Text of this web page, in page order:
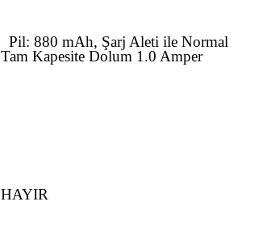
Pil: 880 mAh, Şarj Aleti ile Normal
Tam Kapesite Dolum 1.0 Amper
HAYIR